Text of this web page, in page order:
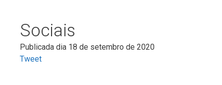
Sociais
Publicada dia 18 de setembro de 2020
Tweet